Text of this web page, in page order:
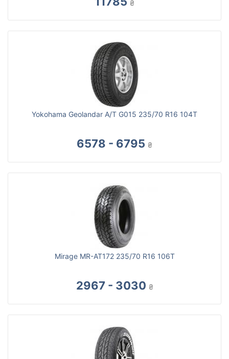
₴
Yokohama Geolandar A/T G015 235/70 R16 104T
6578 - 6795 ₴
Mirage MR-AT172 235/70 R16 106T
2967 - 3030 ₴